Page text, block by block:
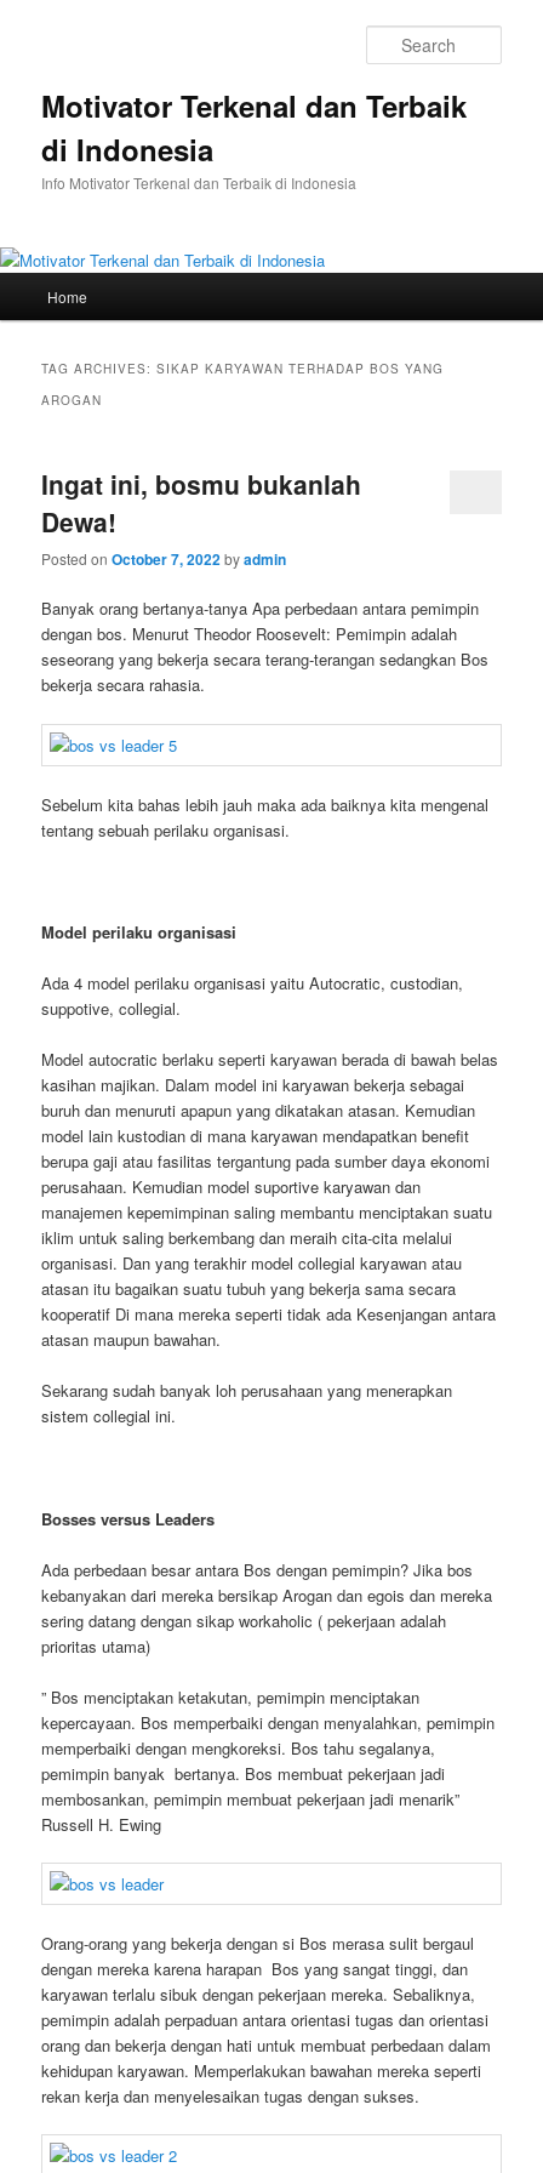
Motivator Terkenal dan Terbaik
di Indonesia
Info Motivator Terkenal dan Terbaik di Indonesia
Home
TAG ARCHIVES:SIKAP KARYAWAN TERHADAP BOS YANG
AROGAN
Ingat ini, bosmu bukanlah
Dewa!
Posted onOctober 7, 2022byadmin
Banyak orang bertanya-tanya Apa perbedaan antara pemimpin
dengan bos. Menurut Theodor Roosevelt: Pemimpin adalah
seseorang yang bekerja secara terang-terangan sedangkan Bos
bekerja secara rahasia.
Sebelum kita bahas lebih jauh maka ada baiknya kita mengenal
tentang sebuah perilaku organisasi.
Model perilaku organisasi
Ada 4 model perilaku organisasi yaitu Autocratic, custodian,
suppotive, collegial.
Model autocratic berlaku seperti karyawan berada di bawah belas
kasihan majikan. Dalam model ini karyawan bekerja sebagai
buruh dan menuruti apapun yang dikatakan atasan. Kemudian
model lain kustodian di mana karyawan mendapatkan benefit
berupa gaji atau fasilitas tergantung pada sumber daya ekonomi
perusahaan. Kemudian model suportive karyawan dan
manajemen kepemimpinan saling membantu menciptakan suatu
iklim untuk saling berkembang dan meraih cita-cita melalui
organisasi. Dan yang terakhir model collegial karyawan atau
atasan itu bagaikan suatu tubuh yang bekerja sama secara
kooperatif Di mana mereka seperti tidak ada Kesenjangan antara
atasan maupun bawahan.
Sekarang sudah banyak loh perusahaan yang menerapkan
sistem collegial ini.
Bosses versus Leaders
Ada perbedaan besar antara Bos dengan pemimpin? Jika bos
kebanyakan dari mereka bersikap Arogan dan egois dan mereka
sering datang dengan sikap workaholic ( pekerjaan adalah
prioritas utama)
” Bos menciptakan ketakutan, pemimpin menciptakan
kepercayaan. Bos memperbaiki dengan menyalahkan, pemimpin
memperbaiki dengan mengkoreksi. Bos tahu segalanya,
pemimpin banyak bertanya. Bos membuat pekerjaan jadi
membosankan, pemimpin membuat pekerjaan jadi menarik”
Russell H. Ewing
Orang-orang yang bekerja dengan si Bos merasa sulit bergaul
dengan mereka karena harapan Bos yang sangat tinggi, dan
karyawan terlalu sibuk dengan pekerjaan mereka. Sebaliknya,
pemimpin adalah perpaduan antara orientasi tugas dan orientasi
orang dan bekerja dengan hati untuk membuat perbedaan dalam
kehidupan karyawan. Memperlakukan bawahan mereka seperti
rekan kerja dan menyelesaikan tugas dengan sukses.